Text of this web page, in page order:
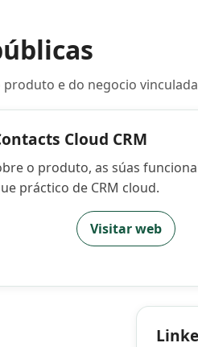
produto e do negocio
Cloud CRM
o produto, as súas
práctico de CRM cloud.
Visitar web